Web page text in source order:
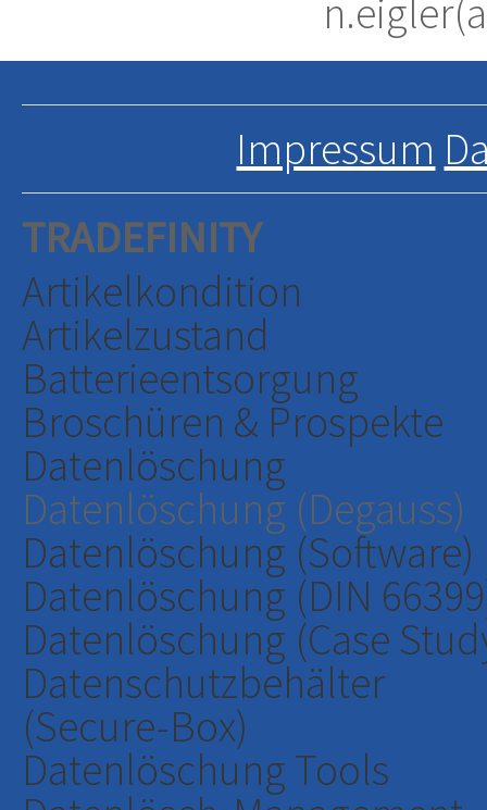
Impressum
TRADEFINITY
Artikelkondition
Artikelzustand
Batterieentsorgung
Broschüren & Prospekte
Datenlöschung
Datenlöschung (Degauss)
Datenlöschung (Software)
Datenlöschung (DIN
Datenlöschung (Case
Datenschutzbehälter
(Secure-Box)
Datenlöschung Tools